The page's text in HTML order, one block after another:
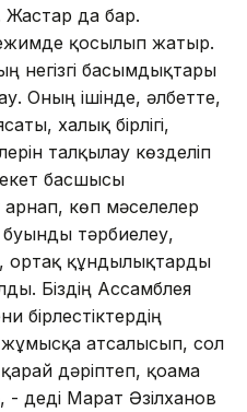
да бар.
қосылып жатыр.
негізгі басымдықтары
Оның ішінде, әлбетте,
халық бірлігі,
талқылау көзделіп
басшысы
көп мәселелер
тәрбиелеу,
ортақ құндылықтарды
Біздің Ассамблея
бірлестіктердің
атсалысып, сол
дәріптеп, қоғамға
- деді Марат Әзілханов